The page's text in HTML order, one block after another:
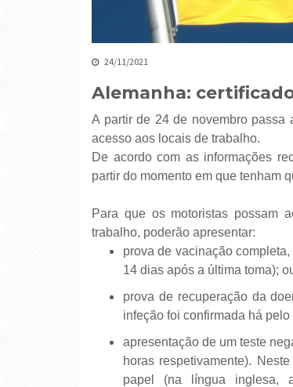
24/11/2021
Alemanha:
A partir de 24 de novembro passa
acesso aos locais de trabalho.
De acordo com as informações
partir do momento em que tenham
Para que os motoristas possam
trabalho, poderão apresentar:
prova de vacinação
14 dias após a última toma);
prova de recuperação da
infeção foi confirmada há
apresentação de um teste
horas respetivamente).
papel (na língua inglesa,